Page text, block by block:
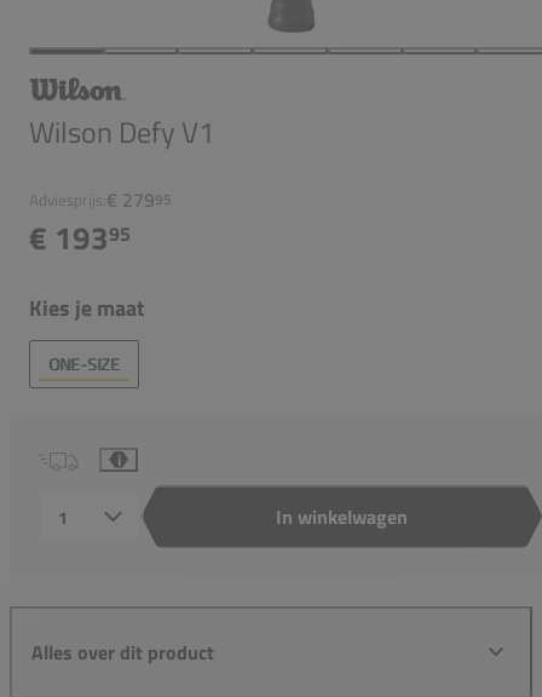
Wilson Defy V1
Adviesprijs:€ 27995
€ 19395
Kies je maat
ONE-SIZE
i
In winkelwagen
Alles over dit product